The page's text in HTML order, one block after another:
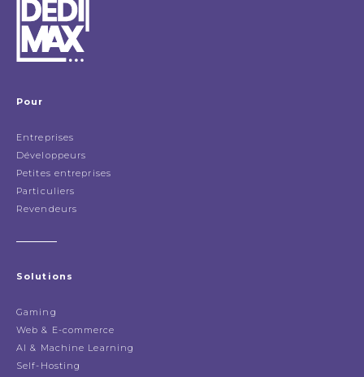
Pour
Entreprises
Développeurs
Petites entreprises
Particuliers
Revendeurs
Solutions
Gaming
Web & E-commerce
AI & Machine Learning
Self-Hosting